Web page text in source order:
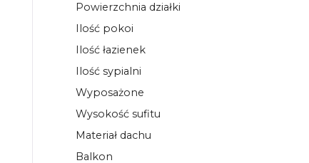
Powierzchnia działki
Ilość pokoi
Ilość łazienek
Ilość sypialni
Wyposażone
Wysokość sufitu
Materiał dachu
Balkon